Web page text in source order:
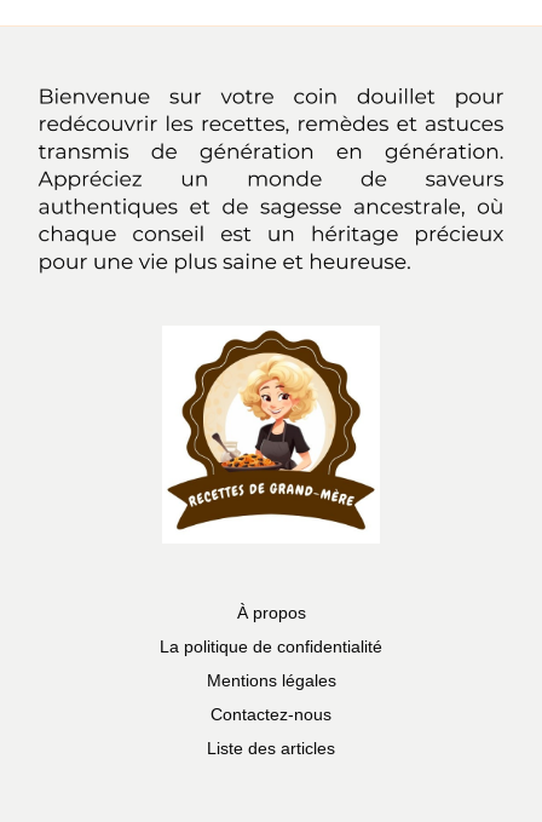
À propos
La politique de confidentialité
Mentions légales
Contactez-nous
Liste des articles